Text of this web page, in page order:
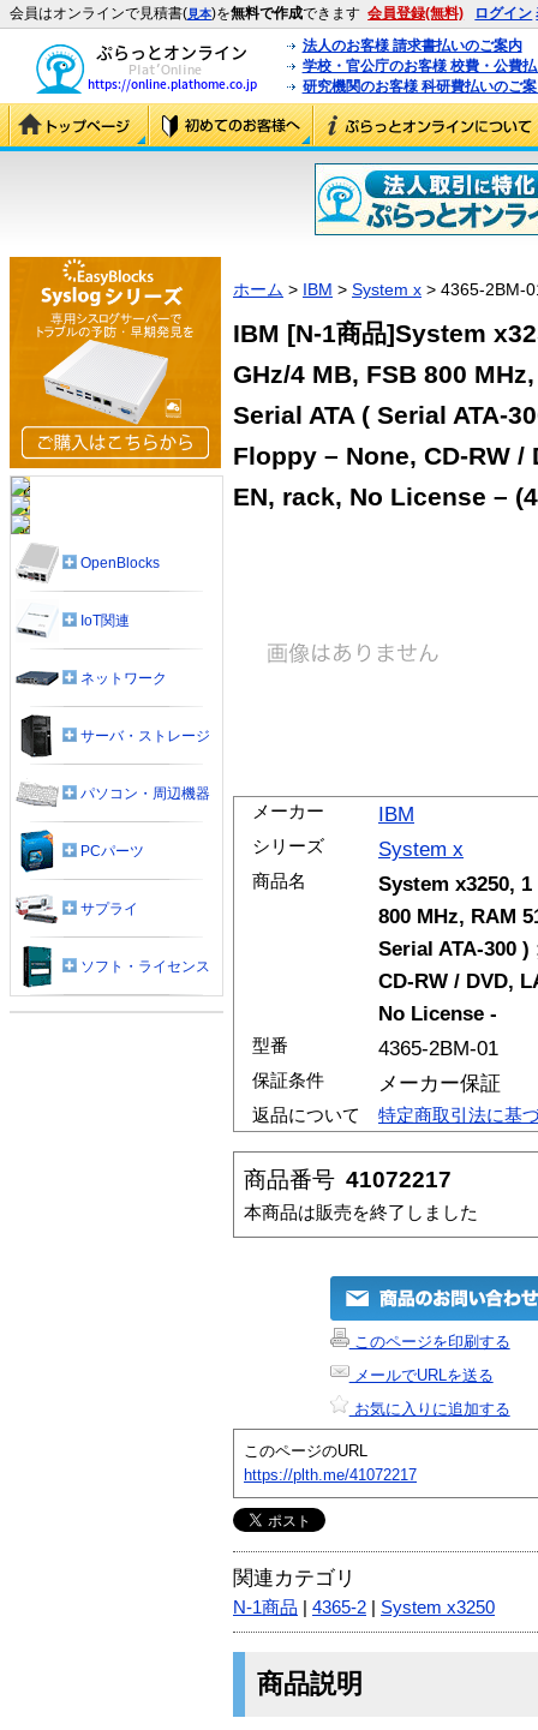
会員はオンラインで見積書(見本)を無料で作成できます 会員登録(無料) ログイン
法人のお客様 請求書払いのご案内
学校・官公庁のお客様 校費・公費
研究機関のお客様 科研費払いのご
ホーム > IBM > System x > 4365-2BM-
IBM [N-1商品]System
GHz/4 MB, FSB 800
Serial ATA ( Serial ATA-
Floppy – None, CD-RW /
EN, rack, No License –
メーカー IBM
シリーズ System x
商品名
System x3250,
800 MHz, RAM
Serial ATA-300
CD-RW / DVD,
No License -
型番 4365-2BM-01
保証条件 メーカー保証
返品について 特定商取引法に基
商品番号 41072217
本商品は販売を終了しました
このページを印刷する
メールでURLを送る
お気に入りに追加する
このページのURL
https://plth.me/41072217
関連カテゴリ
N-1商品 4365-2 System x3250
商品説明
OpenBlocks
IoT関連
ネットワーク
サーバ・ストレージ
パソコン・周辺機器
PCパーツ
サプライ
ソフト・ライセンス